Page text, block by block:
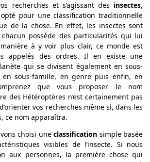
recherches et s’agissant des insectes,
opté pour une classification traditionnelle
de la chose. En effet, les insectes sont
possède des particularités qui lui
à y voir plus clair, ce monde est
appelés des ordres. Il en existe une
qui se divisent également en sous-
sous-famille, en genre puis enfin, en
que vous proposer le nom
des Hétéroptères n’est certainement pas
vos recherches même si, dans les
ce nom apparaîtra.
choisi une classification simple basée
visibles de l’insecte. Si nous
aux personnes, la première chose qui